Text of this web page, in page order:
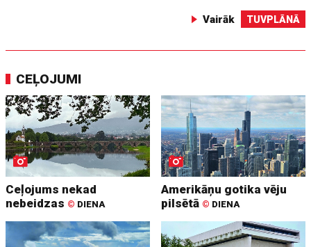
Vairāk TUVPLĀNĀ
CEĻOJUMI
Ceļojums nekad
nebeidzas © DIENA
Amerikāņu gotika vēju
pilsētā © DIENA